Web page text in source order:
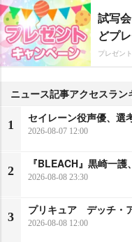
試写
どプ
プレゼン
ニュース記事アクセスラン
1
セイレーン役声優、選
2026-08-07 12:00
2
『BLEACH』黒崎一
2026-08-08 23:30
3
プリキュア デッチ・
2026-08-08 12:00